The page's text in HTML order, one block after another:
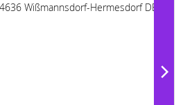
Wißmannsdorf-Hermesdorf DE